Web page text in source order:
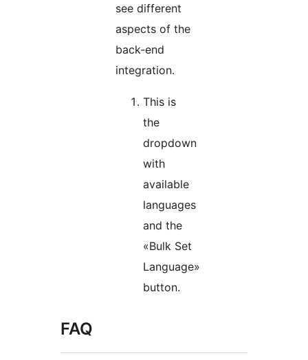
see different
aspects of the
back-end
integration.
This is
the
dropdown
with
available
languages
and the
«Bulk Set
Language»
button.
FAQ